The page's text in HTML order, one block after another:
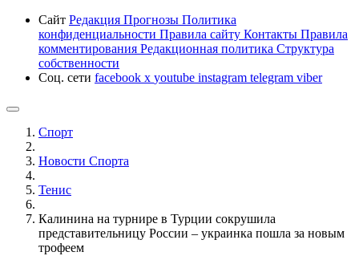
Сайт Редакция Прогнозы Политика
конфиденциальности Правила сайту Контакты Правила
комментирования Редакционная политика Структура
собственности
Соц. сети facebook x youtube instagram telegram viber
Спорт
Новости Cпорта
Тенис
Калинина на турнире в Турции сокрушила
представительницу России – украинка пошла за новым
трофеем